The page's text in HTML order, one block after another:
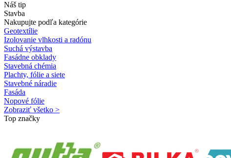
Náš tip
Stavba
Nakupujte podľa kategórie
Geotextílie
Izolovanie vlhkosti a radónu
Suchá výstavba
Fasádne obklady
Stavebná chémia
Plachty, fólie a siete
Stavebné náradie
Fasáda
Nopové fólie
Zobraziť všetko >
Top značky